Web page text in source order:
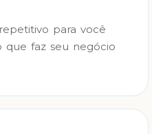
para você
faz seu negócio